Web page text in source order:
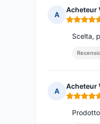
A
Acheteur
Nota: 5 su
Scelta,
A
Acheteur
Nota: 5 su